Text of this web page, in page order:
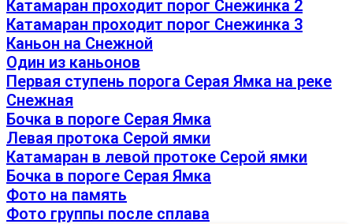
Катамаран проходит порог Снежинка 2
Катамаран проходит порог Снежинка 3
Каньон на Снежной
Один из каньонов
Первая ступень порога Серая Ямка на реке
Снежная
Бочка в пороге Серая Ямка
Левая протока Серой ямки
Катамаран в левой протоке Серой ямки
Бочка в пороге Серая Ямка
Фото на память
Фото группы после сплава